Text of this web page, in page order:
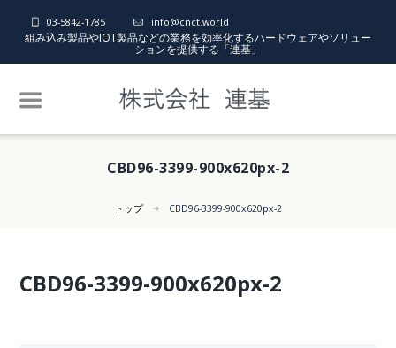
03-5842-1785 info@cnct.world
組み込み製品やIOT製品などの業務を効率化するハードウェアやソリュー
ションを提供する「連基」
CBD96-3399-900x620px-2
トップ CBD96-3399-900x620px-2
CBD96-3399-900x620px-2